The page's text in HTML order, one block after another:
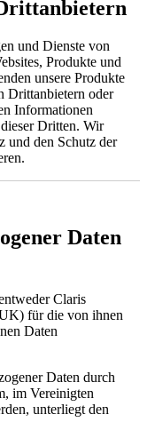
und Dienste von
Produkte und
unsere Produkte
Drittanbietern oder
Informationen
Dritten. Wir
und den Schutz der
Daten
Claris
für die von ihnen
Daten
Daten durch
im Vereinigten
unterliegt den